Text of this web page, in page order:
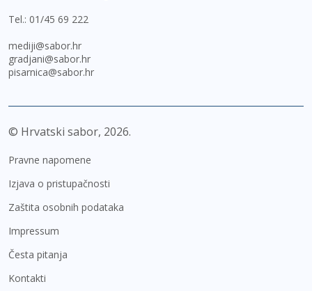
Tel.: 01/45 69 222
mediji@sabor.hr
gradjani@sabor.hr
pisarnica@sabor.hr
© Hrvatski sabor, 2026
Pravne napomene
Izjava o pristupačnosti
Zaštita osobnih podataka
Impressum
Česta pitanja
Kontakti